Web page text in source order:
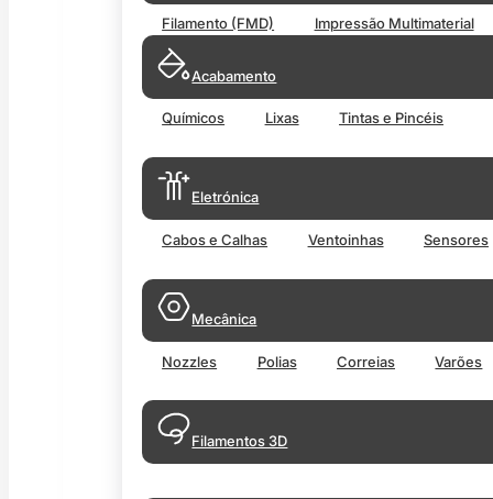
Filamento (FMD) Impressão Multimaterial
Acabamento
Químicos Lixas Tintas e Pincéis
Eletrónica
Cabos e Calhas Ventoinhas Sensores
Mecânica
Nozzles Polias Correias Varões
Filamentos 3D